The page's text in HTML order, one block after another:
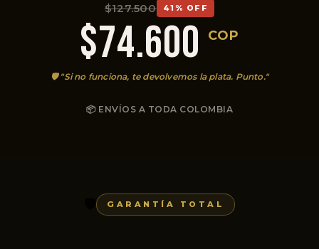
$127.500 41% OFF
$74.600 COP
🛡️ "Si no funciona, te devolvemos la plata. Punto."
📦 ENVÍOS A TODA COLOMBIA
🛡️ GARANTÍA TOTAL